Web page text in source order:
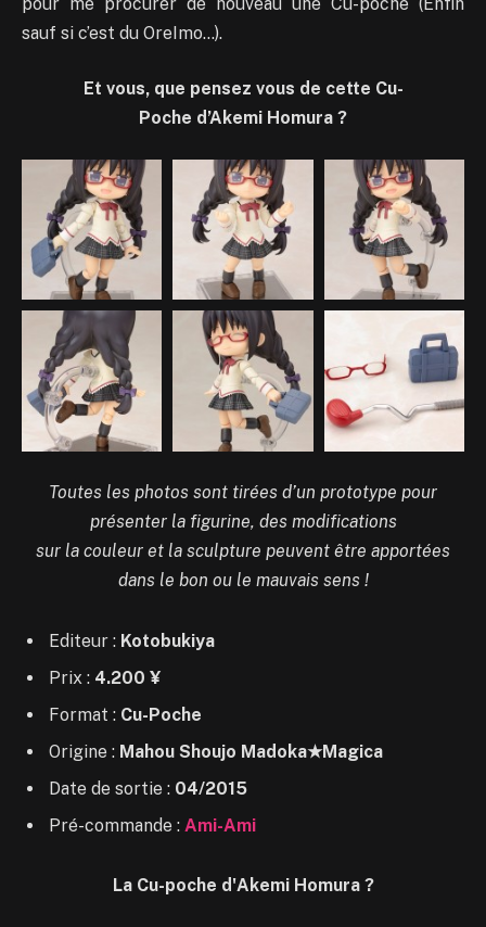
sauf si c’est du OreImo…).
Et vous, que pensez vous de cette Cu-
Poche d’Akemi Homura ?
Toutes les photos sont tirées d’un prototype pour
présenter la figurine, des modifications
sur la couleur et la sculpture peuvent être apportées
dans le bon ou le mauvais sens !
Editeur : Kotobukiya
Prix : 4.200 ¥
Format : Cu-Poche
Origine : Mahou Shoujo Madoka★Magica
Date de sortie : 04/2015
Pré-commande : Ami-Ami
La Cu-poche d'Akemi Homura ?